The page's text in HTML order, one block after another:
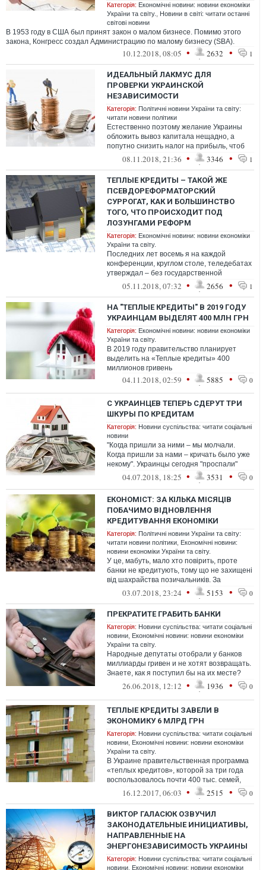
Категорія: Економічні новини: новини економіки
України та світу.
Новини в світі: читати останні
світові новини
В 1953 году в США был принят закон о малом бизнесе. Помимо этого
закона, Конгресс создал Администрацию по малому бизнесу (SBA).
10.12.2018, 08:05 • 2632 • 1
ИДЕАЛЬНЫЙ ЛАКМУС ДЛЯ
ПРОВЕРКИ УКРАИНСКОЙ
НЕЗАВИСИМОСТИ
Категорія: Політичні новини України та світу:
читати новини політики
Естественно поэтому желание Украины
обложить вывоз капитала нещадно, а
попутно снизить налог на прибыль, чтоб
было выгодно, наоборот, капиталы
08.11.2018, 21:36 • 3346 • 1
ТЕПЛЫЕ КРЕДИТЫ – ТАКОЙ ЖЕ
ПСЕВДОРЕФОРМАТОРСКИЙ
СУРРОГАТ, КАК И БОЛЬШИНСТВО
ТОГО, ЧТО ПРОИСХОДИТ ПОД
ЛОЗУНГАМИ РЕФОРМ
Категорія: Економічні новини: новини економіки
України та світу.
Последних лет восемь я на каждой
конференции, круглом столе, теледебатах
утверждал – без государственной
поддержки комплексная
энергомодернизация жило...
05.11.2018, 07:32 • 2656 • 1
НА "ТЕПЛЫЕ КРЕДИТЫ" В 2019 ГОДУ
УКРАИНЦАМ ВЫДЕЛЯТ 400 МЛН ГРН
Категорія: Економічні новини: новини економіки
України та світу.
В 2019 году правительство планирует
выделить на «Теплые кредиты» 400
миллионов гривень
04.11.2018, 02:59 • 5885 • 0
С УКРАИНЦЕВ ТЕПЕРЬ СДЕРУТ ТРИ
ШКУРЫ ПО КРЕДИТАМ
Категорія: Новини суспільства: читати соціальні
новини
"Когда пришли за ними – мы молчали.
Когда пришли за нами – кричать было уже
некому". Украинцы сегодня "проспали"
потерю ещё целого ряда своих гражданс...
04.07.2018, 18:25 • 3531 • 0
ЕКОНОМІСТ: ЗА КІЛЬКА МІСЯЦІВ
ПОБАЧИМО ВІДНОВЛЕННЯ
КРЕДИТУВАННЯ ЕКОНОМІКИ
Категорія: Політичні новини України та світу:
читати новини політики Економічні новини:
новини економіки України та світу.
У це, мабуть, мало хто повірить, проте
банки не кредитують, тому що не захищені
від шахрайства позичальників. За
допомогою корумповаваних так званих п...
03.07.2018, 23:24 • 5153 • 0
ПРЕКРАТИТЕ ГРАБИТЬ БАНКИ
Категорія: Новини суспільства: читати соціальні
новини Економічні новини: новини економіки
України та світу.
Народные депутаты отобрали у банков
миллиарды гривен и не хотят возвращать.
Знаете, как я поступил бы на их месте?
Точно так же. Cейчас объясню
26.06.2018, 12:12 • 1936 • 0
ТЕПЛЫЕ КРЕДИТЫ ЗАВЕЛИ В
ЭКОНОМИКУ 6 МЛРД ГРН
Категорія: Новини суспільства: читати соціальні
новини Економічні новини: новини економіки
України та світу.
В Украине правительственная программа
«теплых кредитов», которой за три года
воспользовалось почти 400 тыс. семей,
позволила привлечь больше 6 млрд гр...
16.12.2017, 06:03 • 2515 • 0
ВИКТОР ГАЛАСЮК ОЗВУЧИЛ
ЗАКОНОДАТЕЛЬНЫЕ ИНИЦИАТИВЫ,
НАПРАВЛЕННЫЕ НА
ЭНЕРГОНЕЗАВИСИМОСТЬ УКРАИНЫ
Категорія: Новини суспільства: читати соціальні
новини Економічні новини: новини економіки